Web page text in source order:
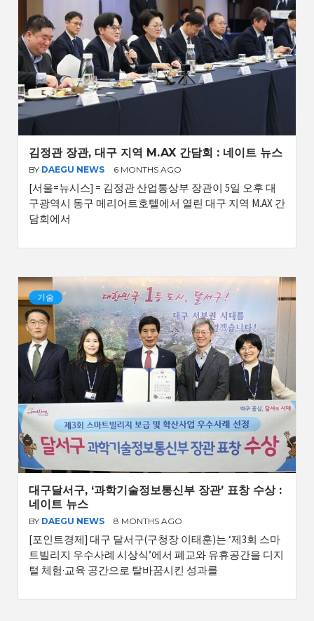
김정관 장관, 대구 지역 M.AX 간담회 : 네이트 뉴스
BY DAEGU NEWS 6 MONTHS AGO
[서울=뉴시스] = 김정관 산업통상부 장관이 5일 오후 대
구광역시 동구 메리어트호텔에서 열린 대구 지역 M.AX 간
담회에서
기술
대구달서구, ‘과학기술정보통신부 장관’ 표창 수상 :
네이트 뉴스
BY DAEGU NEWS 8 MONTHS AGO
[포인트경제] 대구 달서구(구청장 이태훈)는 ‘제3회 스마
트빌리지 우수사례 시상식’에서 폐교와 유휴공간을 디지
털 체험·교육 공간으로 탈바꿈시킨 성과를